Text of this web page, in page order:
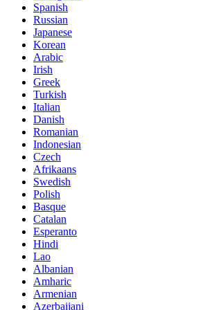
Spanish
Russian
Japanese
Korean
Arabic
Irish
Greek
Turkish
Italian
Danish
Romanian
Indonesian
Czech
Afrikaans
Swedish
Polish
Basque
Catalan
Esperanto
Hindi
Lao
Albanian
Amharic
Armenian
Azerbaijani